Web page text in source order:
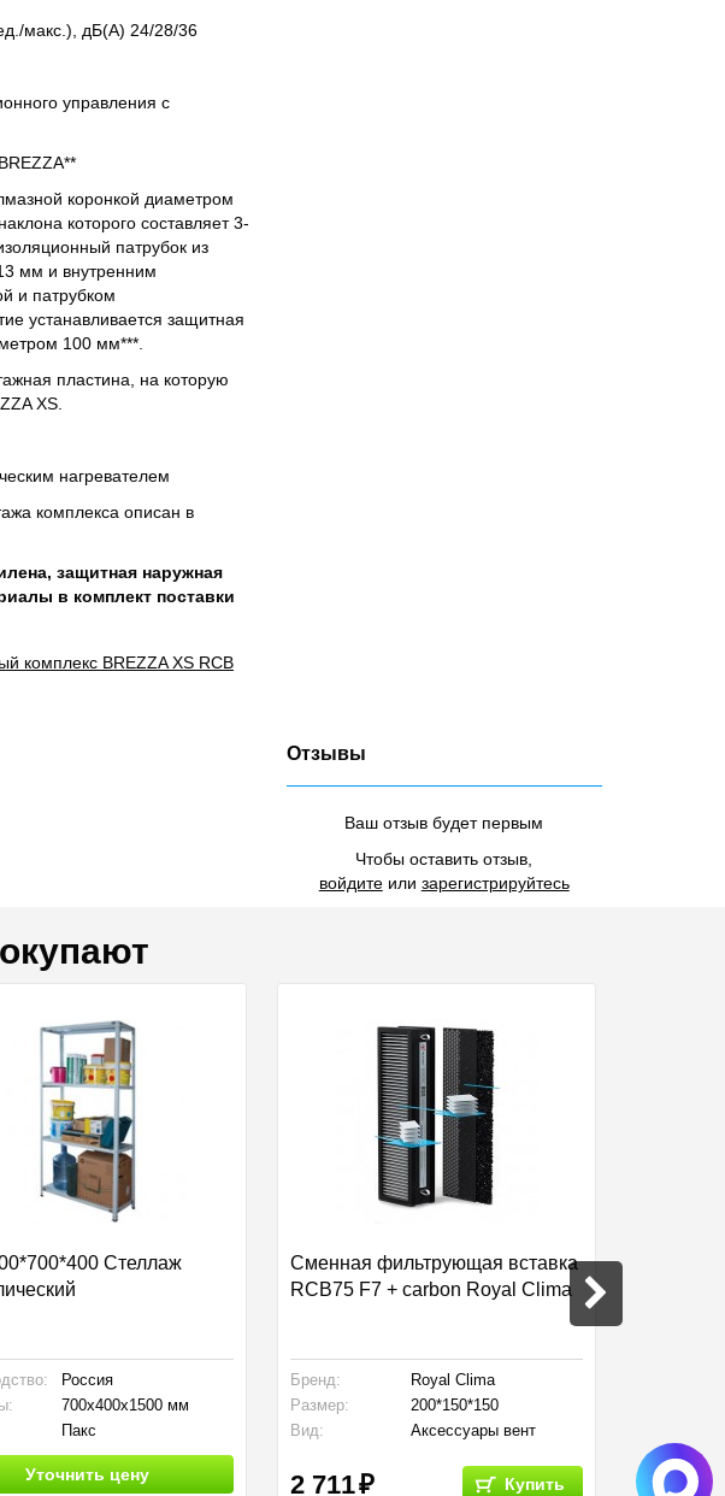
макс.), дБ(А) 24/28/36
управления с
коронкой диаметром
которого составляет 3-
патрубок из
мм и внутренним
и патрубком
устанавливается защитная
100 мм***.
пластина, на которую
XS.
нагревателем
комплекса описан в
защитная наружная
в комплект поставки
комплекс BREZZA XS RCB
Отзывы
Ваш отзыв будет первым
Чтобы оставить отзыв,
войдитеили зарегистрируйтесь
Стеллаж
Россия
700x400x1500 мм
Пакс
Уточнить цену
Сменная фильтрующая вставка
RCB75 F7 + carbon Royal Clima
Бренд:
Royal Clima
Размер:
200*150*150
Вид:
Аксессуары вент
2 711 Купить 350